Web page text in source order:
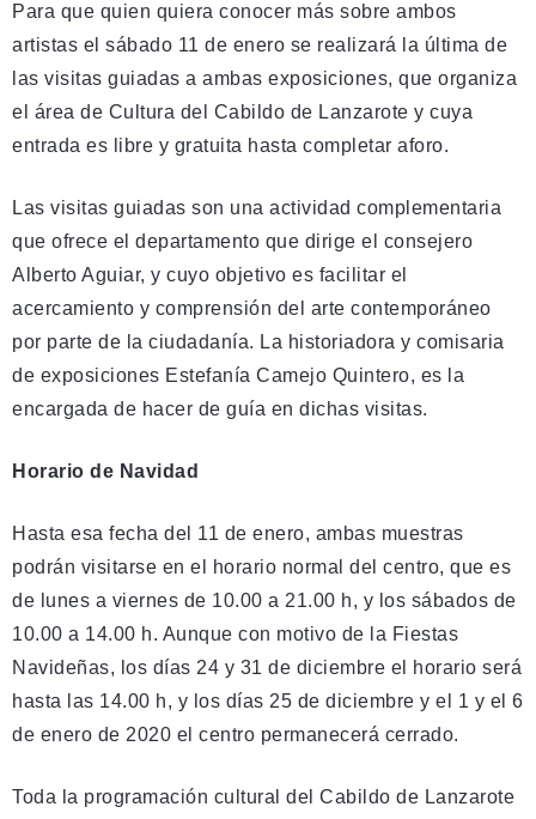
Para que quien quiera conocer más sobre ambos
artistas el sábado 11 de enero se realizará la última de
las visitas guiadas a ambas exposiciones, que organiza
el área de Cultura del Cabildo de Lanzarote y cuya
entrada es libre y gratuita hasta completar aforo.
Las visitas guiadas son una actividad complementaria
que ofrece el departamento que dirige el consejero
Alberto Aguiar, y cuyo objetivo es facilitar el
acercamiento y comprensión del arte contemporáneo
por parte de la ciudadanía. La historiadora y comisaria
de exposiciones Estefanía Camejo Quintero, es la
encargada de hacer de guía en dichas visitas.
Horario de Navidad
Hasta esa fecha del 11 de enero, ambas muestras
podrán visitarse en el horario normal del centro, que es
de lunes a viernes de 10.00 a 21.00 h, y los sábados de
10.00 a 14.00 h. Aunque con motivo de la Fiestas
Navideñas, los días 24 y 31 de diciembre el horario será
hasta las 14.00 h, y los días 25 de diciembre y el 1 y el 6
de enero de 2020 el centro permanecerá cerrado.
Toda la programación cultural del Cabildo de Lanzarote